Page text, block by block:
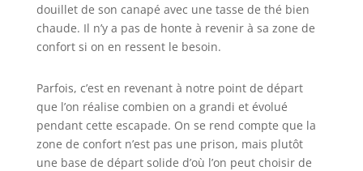
douillet de son canapé avec une tasse de thé bien
chaude. Il n’y a pas de honte à revenir à sa zone de
confort si on en ressent le besoin.
Parfois, c’est en revenant à notre point de départ
que l’on réalise combien on a grandi et évolué
pendant cette escapade. On se rend compte que la
zone de confort n’est pas une prison, mais plutôt
une base de départ solide d’où l’on peut choisir de